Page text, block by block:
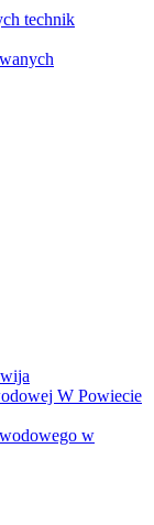
technik
W Powiecie
w